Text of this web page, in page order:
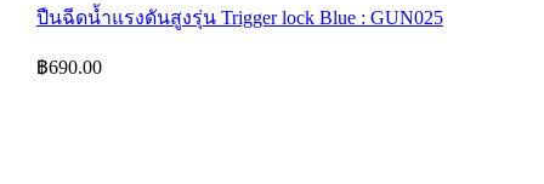
ปืนฉีดน้ำแรงดันสูงรุ่น Trigger lock Blue : GUN025
฿690.00